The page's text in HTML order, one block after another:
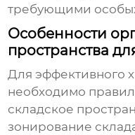
требующими
Особенности
пространства
Для эффективного
необходимо
складское
зонирование